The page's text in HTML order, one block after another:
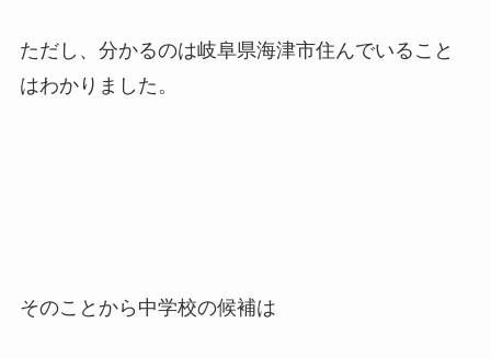
ただし、分かるのは岐阜県海津市住んでいること
はわかりました。
そのことから中学校の候補は